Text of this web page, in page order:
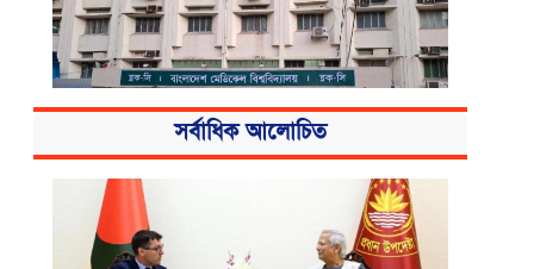
বিএসএমএমইউয়ের নতুন নাম বাংলাদেশ
মেডিকেল বিশ্ববিদ্যালয়
সর্বাধিক আলোচিত